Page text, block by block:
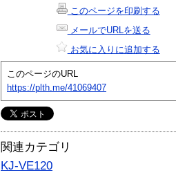
このページを印刷する
メールでURLを送る
お気に入りに追加する
このページのURL
https://plth.me/41069407
関連カテゴリ
KJ-VE120